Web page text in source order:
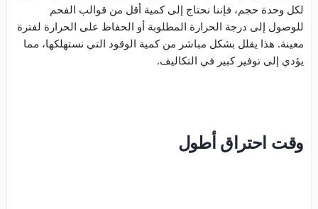
لكل وحدة حجم، فإننا نحتاج إلى كمية أقل من قوالب الفحم
للوصول إلى درجة الحرارة المطلوبة أو الحفاظ على الحرارة لفترة
معينة. هذا يقلل بشكل مباشر من كمية الوقود التي نستهلكها، مما
يؤدي إلى توفير كبير في التكاليف.
وقت احتراق أطول